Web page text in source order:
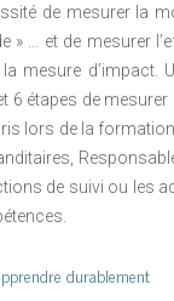
de mesurer la
» … et de mesurer
mesure
6 étapes de
lors de la
de suivi ou les
durablement